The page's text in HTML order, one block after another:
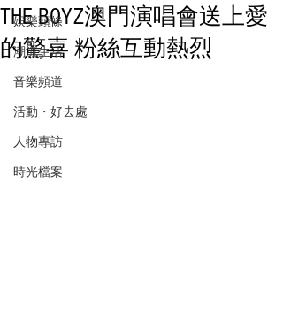
娛樂頭條
潮流生活
音樂頻道
活動・好去處
人物專訪
時光檔案
THE BOYZ澳門演唱會送上愛
的驚喜 粉絲互動熱烈